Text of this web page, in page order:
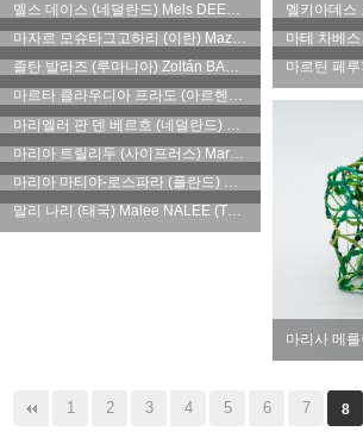
멜스 데이스 (네덜란드) Mels DEES (Netherlands)
마자르 모슈타그고하리 (이란) Mazyar MOSHTAGHGOHARI (Iran)
졸탄 발라즈 (루마니아) Zoltán BALÁZS (Romania)
마르타 클라우디아 프라도 (아르헨티나) Marta Claudia PRADO (Argentina)
마리아 마티야-로스파라 (폴란드) Maria MATYJA-ROZPARA (Poland)
말리 나리 (태국) Malee NALEE (Thailand)
1 2 3 4 5 6 7 8